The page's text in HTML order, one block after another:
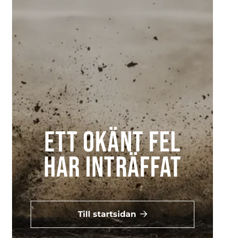
Ett okänt fel
har inträffat
Till startsidan